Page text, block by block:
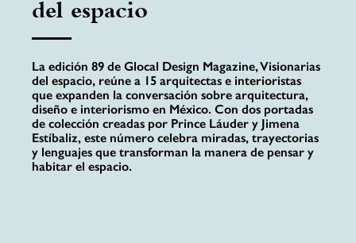
del espacio
La edición 89 de Glocal Design Magazine, Visionarias
del espacio, reúne a 15 arquitectas e interioristas
que expanden la conversación sobre arquitectura,
diseño e interiorismo en México. Con dos portadas
de colección creadas por Prince Láuder y Jimena
Estíbaliz, este número celebra miradas, trayectorias
y lenguajes que transforman la manera de pensar y
habitar el espacio.